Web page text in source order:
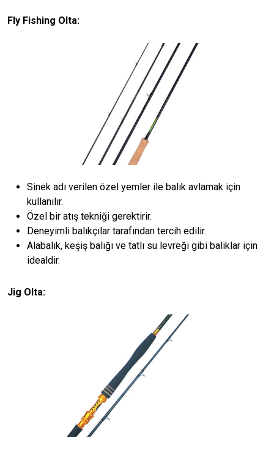
Fly Fishing Olta:
Sinek adı verilen özel yemler ile balık avlamak için
kullanılır.
Özel bir atış tekniği gerektirir.
Deneyimli balıkçılar tarafından tercih edilir.
Alabalık, keşiş balığı ve tatlı su levreği gibi balıklar için
idealdir.
Jig Olta: